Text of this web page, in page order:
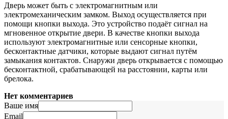
Дверь может быть с электромагнитным или
электромеханическим замком. Выход осуществляется при
помощи кнопки выхода. Это устройство подаёт сигнал на
мгновенное открытие двери. В качестве кнопки выхода
используют электромагнитные или сенсорные кнопки,
бесконтактные датчики, которые выдают сигнал путём
замыкания контактов. Снаружи дверь открывается с помощью
бесконтактной, срабатывающей на расстоянии, карты или
брелока.
Нет комментариев
Ваше имя
Email